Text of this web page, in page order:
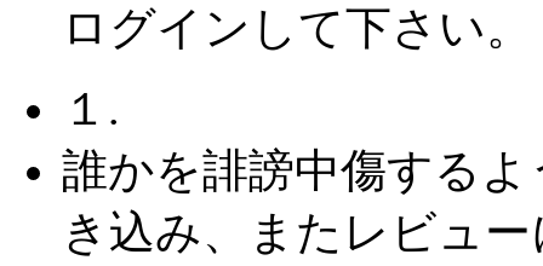
ログインして下さい。
１.
誰かを誹謗中傷するよ
き込み、またレビュー